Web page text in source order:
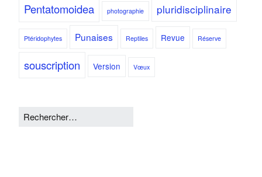
Pentatomoidea photographie pluridisciplinaire
Ptéridophytes Punaises Reptiles Revue Réserve
souscription Version Vœux